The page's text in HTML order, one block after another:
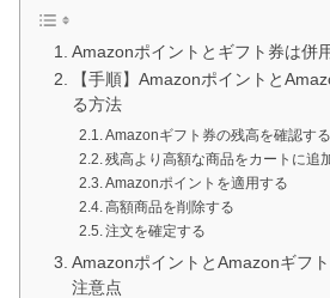
Amazonポイントとギフト券は併
【手順】Amazonポイントと
る方法
Amazonギフト券の残高を確認する
残高より高額な商品をカートに追
Amazonポイントを適用する
高額商品を削除する
注文を確定する
AmazonポイントとAmazonギフ
注意点